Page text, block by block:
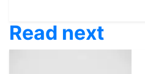
Read next